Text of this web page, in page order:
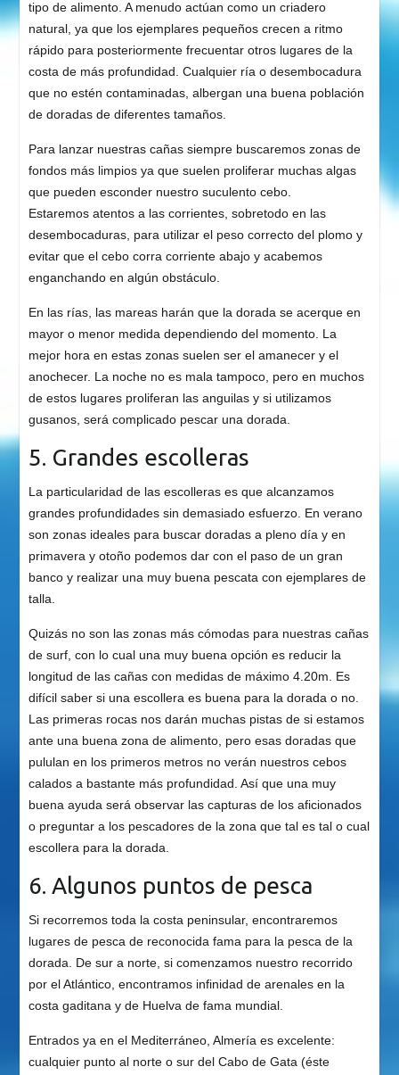
tipo de alimento. A menudo actúan como un criadero
natural, ya que los ejemplares pequeños crecen a ritmo
rápido para posteriormente frecuentar otros lugares de la
costa de más profundidad. Cualquier ría o desembocadura
que no estén contaminadas, albergan una buena población
de doradas de diferentes tamaños.
Para lanzar nuestras cañas siempre buscaremos zonas de
fondos más limpios ya que suelen proliferar muchas algas
que pueden esconder nuestro suculento cebo.
Estaremos atentos a las corrientes, sobretodo en las
desembocaduras, para utilizar el peso correcto del plomo y
evitar que el cebo corra corriente abajo y acabemos
enganchando en algún obstáculo.
En las rías, las mareas harán que la dorada se acerque en
mayor o menor medida dependiendo del momento. La
mejor hora en estas zonas suelen ser el amanecer y el
anochecer. La noche no es mala tampoco, pero en muchos
de estos lugares proliferan las anguilas y si utilizamos
gusanos, será complicado pescar una dorada.
5. Grandes escolleras
La particularidad de las escolleras es que alcanzamos
grandes profundidades sin demasiado esfuerzo. En verano
son zonas ideales para buscar doradas a pleno día y en
primavera y otoño podemos dar con el paso de un gran
banco y realizar una muy buena pescata con ejemplares de
talla.
Quizás no son las zonas más cómodas para nuestras cañas
de surf, con lo cual una muy buena opción es reducir la
longitud de las cañas con medidas de máximo 4.20m. Es
difícil saber si una escollera es buena para la dorada o no.
Las primeras rocas nos darán muchas pistas de si estamos
ante una buena zona de alimento, pero esas doradas que
pululan en los primeros metros no verán nuestros cebos
calados a bastante más profundidad. Así que una muy
buena ayuda será observar las capturas de los aficionados
o preguntar a los pescadores de la zona que tal es tal o cual
escollera para la dorada.
6. Algunos puntos de pesca
Si recorremos toda la costa peninsular, encontraremos
lugares de pesca de reconocida fama para la pesca de la
dorada. De sur a norte, si comenzamos nuestro recorrido
por el Atlántico, encontramos infinidad de arenales en la
costa gaditana y de Huelva de fama mundial.
Entrados ya en el Mediterráneo, Almería es excelente:
cualquier punto al norte o sur del Cabo de Gata (éste